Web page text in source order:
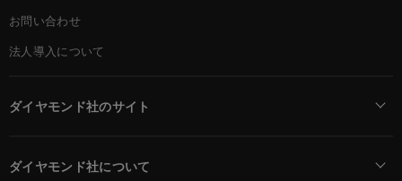
お問い合わせ
法人導入について
ダイヤモンド社のサイト
ダイヤモンド社について